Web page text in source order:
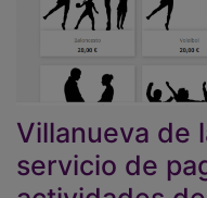
Villanueva de
servicio de
actividades